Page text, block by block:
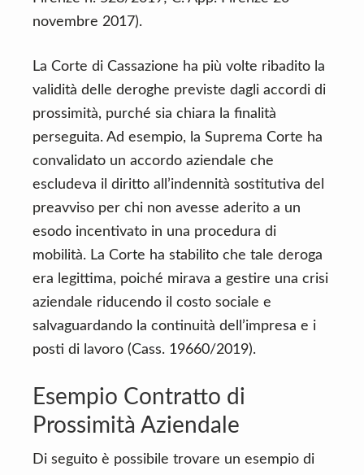
novembre 2017).
La Corte di Cassazione ha più volte ribadito la
validità delle deroghe previste dagli accordi di
prossimità, purché sia chiara la finalità
perseguita. Ad esempio, la Suprema Corte ha
convalidato un accordo aziendale che
escludeva il diritto all’indennità sostitutiva del
preavviso per chi non avesse aderito a un
esodo incentivato in una procedura di
mobilità. La Corte ha stabilito che tale deroga
era legittima, poiché mirava a gestire una crisi
aziendale riducendo il costo sociale e
salvaguardando la continuità dell’impresa e i
posti di lavoro (Cass. 19660/2019).
Esempio Contratto di
Prossimità Aziendale
Di seguito è possibile trovare un esempio di